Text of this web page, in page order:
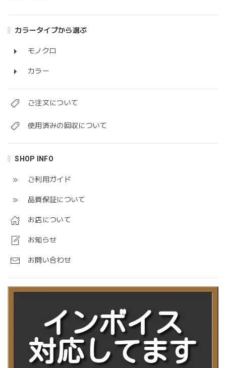
カラータイプから選ぶ
モノクロ
カラー
ご注文について
使用済みの回収について
SHOP INFO
ご利用ガイド
品質保証について
お店について
お知らせ
お問い合わせ